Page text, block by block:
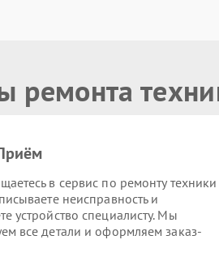
ремонта
в сервис по ремонту техники
неисправность и
устройство специалисту. Мы
все детали и оформляем заказ-